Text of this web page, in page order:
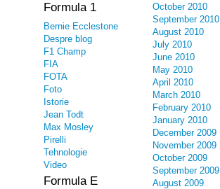
Formula 1
Bernie Ecclestone
Despre blog
F1 Champ
FIA
FOTA
Foto
Istorie
Jean Todt
Max Mosley
Pirelli
Tehnologie
Video
Formula E
October 2010
September 2010
August 2010
July 2010
June 2010
May 2010
April 2010
March 2010
February 2010
January 2010
December 2009
November 2009
October 2009
September 2009
August 2009